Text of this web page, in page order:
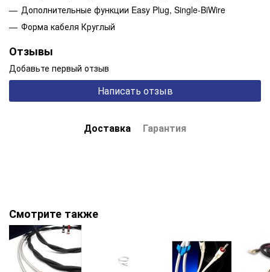
Дополнительные функции Easy Plug, Single-BiWire
Форма кабеля Круглый
Отзывы
Добавьте первый отзыв
Написать отзыв
Доставка Гарантия
Смотрите также